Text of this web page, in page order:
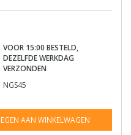
VOOR 15:00 BESTELD,
DEZELFDE WERKDAG
VERZONDEN
NGS45
AAN WINKELWAGEN